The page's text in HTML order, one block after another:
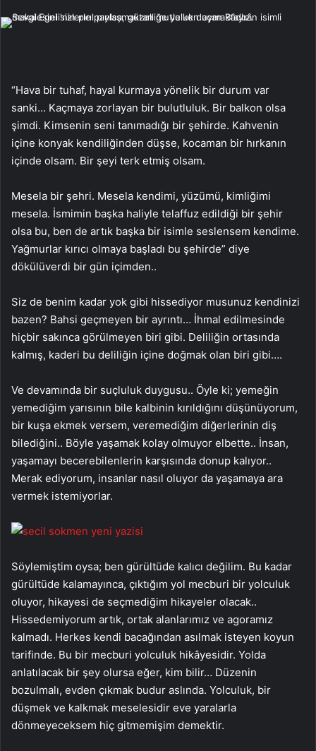
“Hava bir tuhaf, hayal kurmaya yönelik bir durum var
sanki… Kaçmaya zorlayan bir bulutluluk. Bir balkon olsa
şimdi. Kimsenin seni tanımadığı bir şehirde. Kahvenin
içine konyak kendiliğinden düşse, kocaman bir hırkanın
içinde olsam. Bir şeyi terk etmiş olsam.
Mesela bir şehri. Mesela kendimi, yüzümü, kimliğimi
mesela. İsmimin başka haliyle telaffuz edildiği bir şehir
olsa bu, ben de artık başka bir isimle seslensem kendime.
Yağmurlar kırıcı olmaya başladı bu şehirde” diye
dökülüverdi bir gün içimden..
Siz de benim kadar yok gibi hissediyor musunuz kendinizi
bazen? Bahsi geçmeyen bir ayrıntı… İhmal edilmesinde
hiçbir sakınca görülmeyen biri gibi. Deliliğin ortasında
kalmış, kaderi bu deliliğin içine doğmak olan biri gibi….
Ve devamında bir suçluluk duygusu.. Öyle ki; yemeğin
yemediğim yarısının bile kalbinin kırıldığını düşünüyorum,
bir kuşa ekmek versem, veremediğim diğerlerinin diş
bilediğini.. Böyle yaşamak kolay olmuyor elbette.. İnsan,
yaşamayı becerebilenlerin karşısında donup kalıyor..
Merak ediyorum, insanlar nasıl oluyor da yaşamaya ara
vermek istemiyorlar.
Söylemiştim oysa; ben gürültüde kalıcı değilim. Bu kadar
gürültüde kalamayınca, çıktığım yol mecburi bir yolculuk
oluyor, hikayesi de seçmediğim hikayeler olacak..
Hissedemiyorum artık, ortak alanlarımız ve agoramız
kalmadı. Herkes kendi bacağından asılmak isteyen koyun
tarifinde. Bu bir mecburi yolculuk hikâyesidir. Yolda
anlatılacak bir şey olursa eğer, kim bilir… Düzenin
bozulmalı, evden çıkmak budur aslında. Yolculuk, bir
düşmek ve kalkmak meselesidir eve yaralarla
dönmeyeceksem hiç gitmemişim demektir.